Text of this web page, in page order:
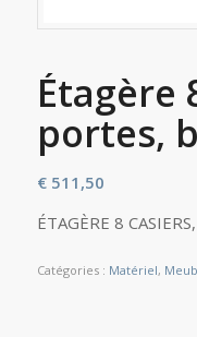
Étagère
portes,
€511,50
ÉTAGÈRE 8
Catégories : Matériel,